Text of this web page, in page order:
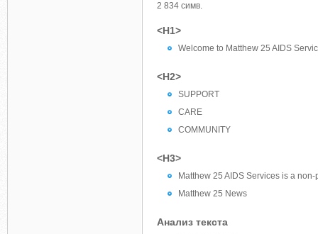
2 834 симв.
<H1>
Welcome to Matthew 25 AIDS
<H2>
SUPPORT
CARE
COMMUNITY
<H3>
Matthew 25 AIDS Services is a
Matthew 25 News
Анализ текста